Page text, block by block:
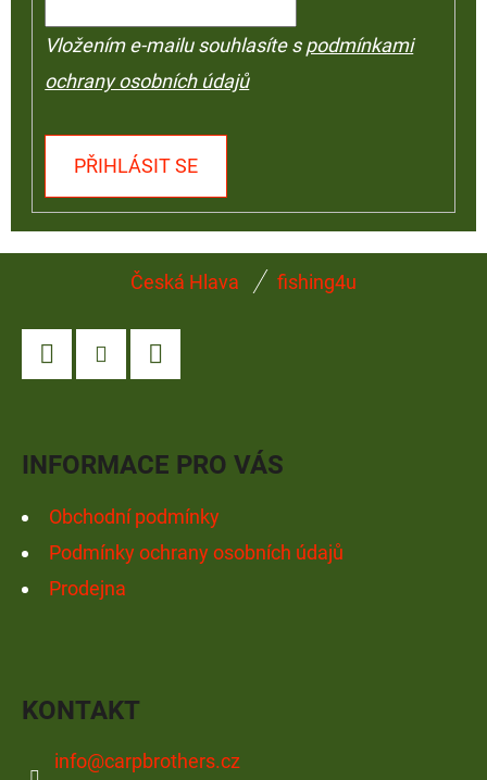
Vložením e-mailu souhlasíte spodmínkami
ochrany osobních údajů
PŘIHLÁSIT SE
Česká Hlava fishing4u
INFORMACE PRO VÁS
Obchodní podmínky
Podmínky ochrany osobních údajů
Prodejna
KONTAKT
info@carpbrothers.cz